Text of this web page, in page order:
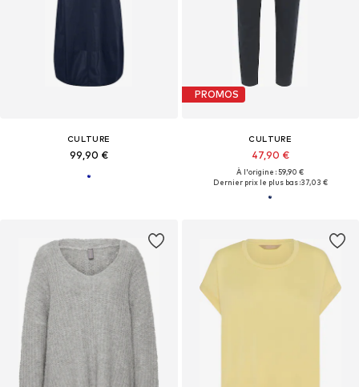
CULTURE
99,90 €
PROMOS
CULTURE
47,90 €
À l'origine : 59,90 €
Dernier prix le plus bas :37,03 €